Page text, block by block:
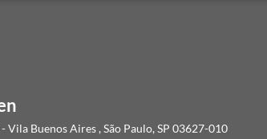
Vila Buenos Aires , São Paulo, SP 03627-010